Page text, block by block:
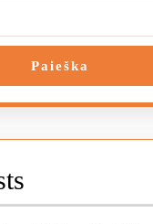
Paieška